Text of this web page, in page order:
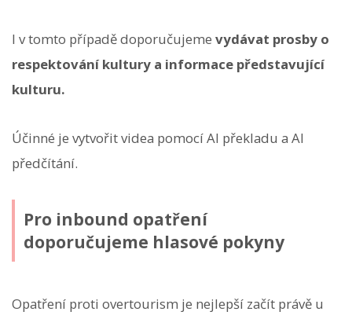
I v tomto případě doporučujeme vydávat prosby o
respektování kultury a informace představující
kulturu.
Účinné je vytvořit videa pomocí AI překladu a AI
předčítání.
Pro inbound opatření
doporučujeme hlasové pokyny
Opatření proti overtourism je nejlepší začít právě u